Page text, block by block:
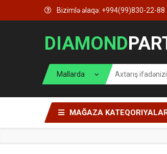
Bizimlə əlaqə: +994(99)830-22-88
DIAMOND
MAĞAZA